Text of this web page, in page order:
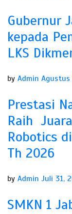
Gubernur
kepada
LKS
by Admin Agustus
Prestasi
Raih
Robotics
Th 2026
by Admin Juli 31,
SMKN 1